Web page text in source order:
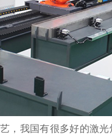
，我国有很多好的激